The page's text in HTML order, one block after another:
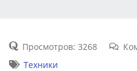
Просмотров: 3268
Техники